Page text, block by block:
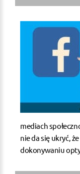
mediach
nie da się ukryć,
dokonywaniu